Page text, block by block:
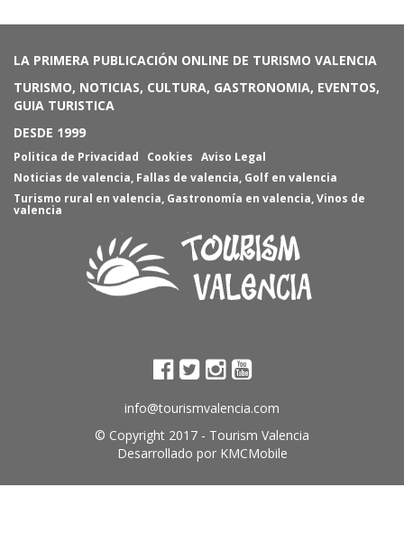
LA PRIMERA PUBLICACIÓN ONLINE DE TURISMO VALENCIA
TURISMO, NOTICIAS, CULTURA, GASTRONOMIA, EVENTOS,
GUIA TURISTICA
DESDE 1999
Politica de Privacidad Cookies Aviso Legal
Noticias de valencia, Fallas de valencia, Golf en valencia
Turismo rural en valencia, Gastronomía en valencia,Vinos de
valencia
info@tourismvalencia.com
© Copyright 2017 - Tourism Valencia
Desarrollado por KMCMobile